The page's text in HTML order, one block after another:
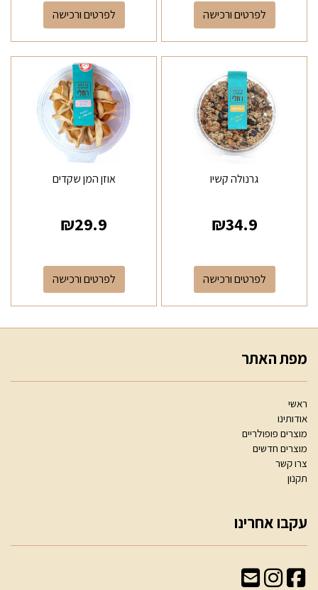
לפרטים ורכישה לפרטים ורכישה
גרנולה קשיו
₪34.9
לפרטים ורכישה
אוזן המן שקדים
₪29.9
לפרטים ורכישה
מפת האתר
ראשי
אודותינו
מוצרים פופולריים
מוצרים חדשים
צרו קשר
תקנון
עקבו אחרינו